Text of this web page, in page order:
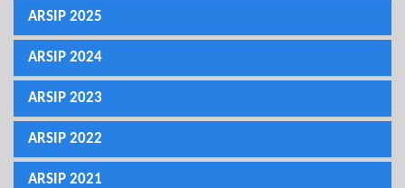
ARSIP 2025
ARSIP 2024
ARSIP 2023
ARSIP 2022
ARSIP 2021